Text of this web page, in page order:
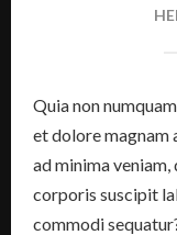
Quia non
et dolore magnam
ad minima
corporis suscipit
commodi